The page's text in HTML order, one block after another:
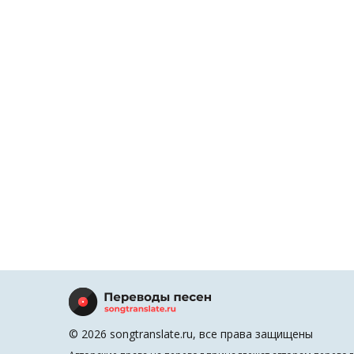
© 2026 songtranslate.ru, все права защищены